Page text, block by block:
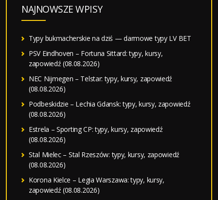
NAJNOWSZE WPISY
Typy bukmacherskie na dziś — darmowe typy LV BET
PSV Eindhoven – Fortuna Sittard: typy, kursy,
zapowiedź (08.08.2026)
NEC Nijmegen – Telstar: typy, kursy, zapowiedź
(08.08.2026)
Podbeskidzie – Lechia Gdansk: typy, kursy, zapowiedź
(08.08.2026)
Estrela – Sporting CP: typy, kursy, zapowiedź
(08.08.2026)
Stal Mielec – Stal Rzeszów: typy, kursy, zapowiedź
(08.08.2026)
Korona Kielce – Legia Warszawa: typy, kursy,
zapowiedź (08.08.2026)